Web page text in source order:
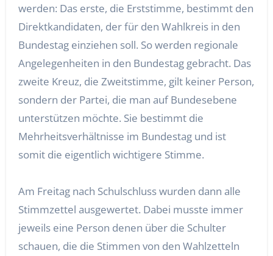
werden: Das erste, die Erststimme, bestimmt den
Direktkandidaten, der für den Wahlkreis in den
Bundestag einziehen soll. So werden regionale
Angelegenheiten in den Bundestag gebracht. Das
zweite Kreuz, die Zweitstimme, gilt keiner Person,
sondern der Partei, die man auf Bundesebene
unterstützen möchte. Sie bestimmt die
Mehrheitsverhältnisse im Bundestag und ist
somit die eigentlich wichtigere Stimme.
Am Freitag nach Schulschluss wurden dann alle
Stimmzettel ausgewertet. Dabei musste immer
jeweils eine Person denen über die Schulter
schauen, die die Stimmen von den Wahlzetteln